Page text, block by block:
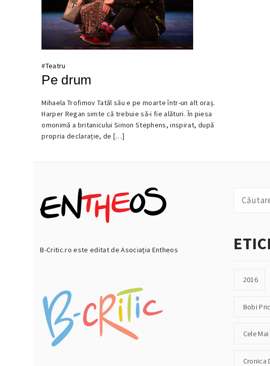
#Teatru
Pe drum
14
FEBRUARIE
Mihaela Trofimov Tatăl său e pe moarte într-un alt oraș.
Harper Regan simte că trebuie să-i fie alături. În piesa
omonimă a britanicului Simon Stephens, inspirat, după
propria declarație, de […]
B-Critic.ro este editat de Asociația Entheos
după:
2016
Bobi
Cele
Cronica